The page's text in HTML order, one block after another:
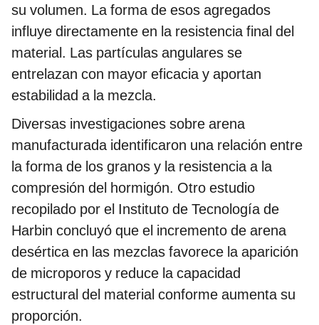
su volumen. La forma de esos agregados
influye directamente en la resistencia final del
material. Las partículas angulares se
entrelazan con mayor eficacia y aportan
estabilidad a la mezcla.
Diversas investigaciones sobre arena
manufacturada identificaron una relación entre
la forma de los granos y la resistencia a la
compresión del hormigón. Otro estudio
recopilado por el Instituto de Tecnología de
Harbin concluyó que el incremento de arena
desértica en las mezclas favorece la aparición
de microporos y reduce la capacidad
estructural del material conforme aumenta su
proporción.